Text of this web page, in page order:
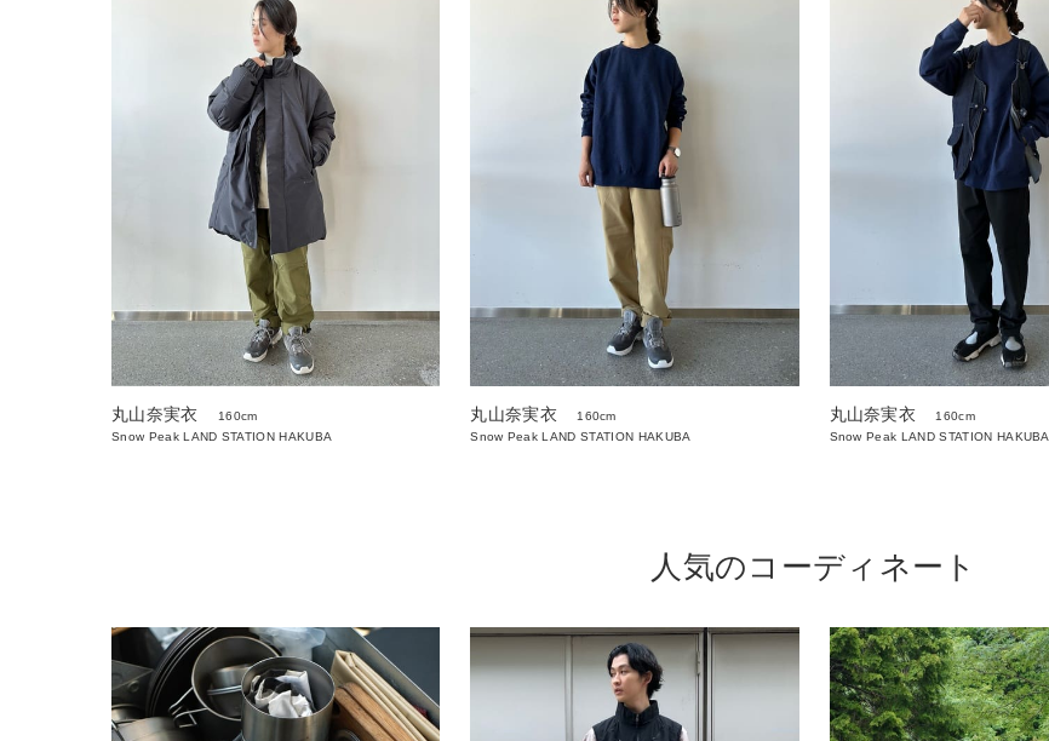
丸山奈実衣
160cm
Snow Peak LAND STATION HAKUBA
丸山奈実衣
160cm
Snow Peak LAND STATION HAKUBA
丸山奈実衣
160cm
Snow Peak LAND STATION HAKUBA
人気のコーディネート